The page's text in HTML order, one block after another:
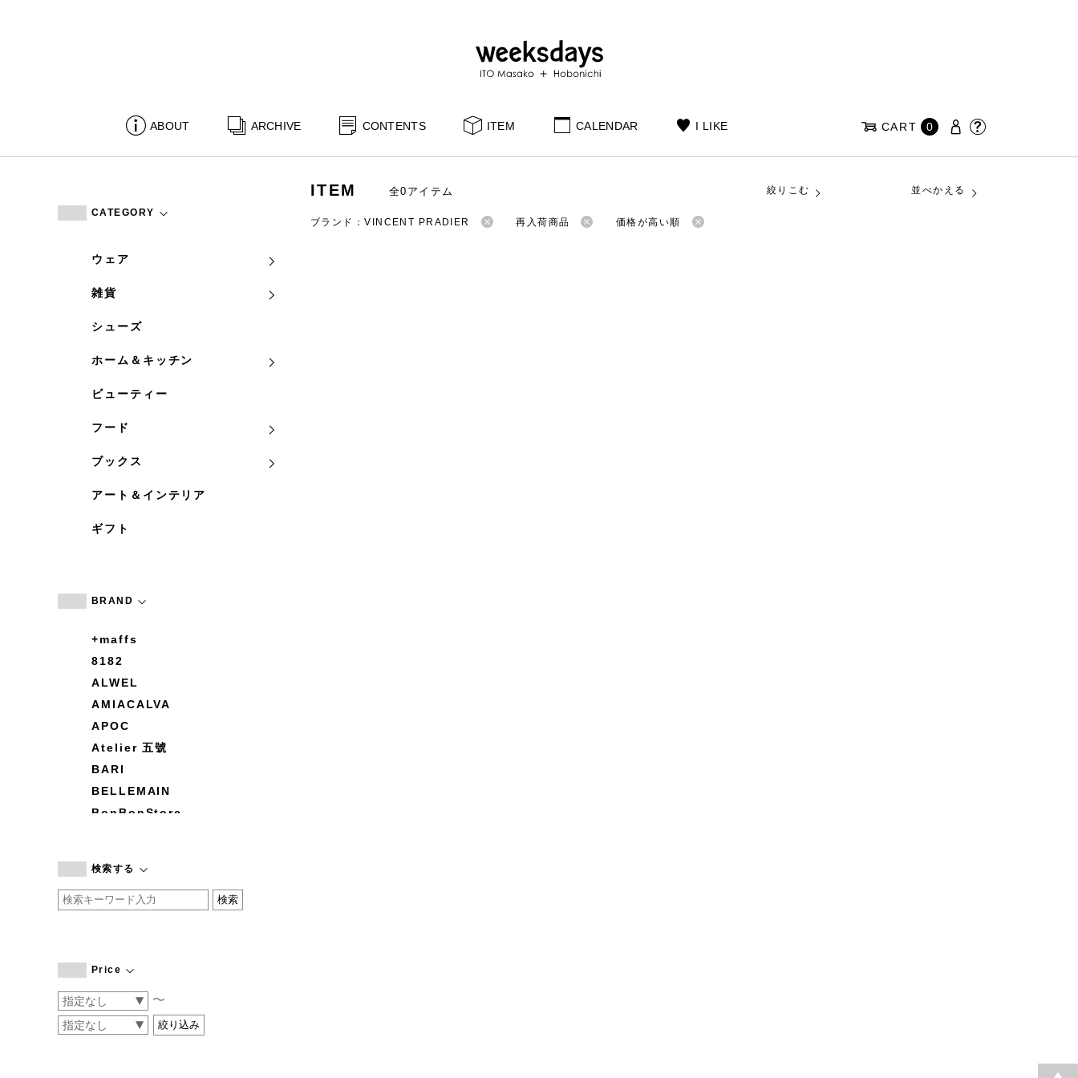
ABOUT ARCHIVE CONTENTS ITEM CALENDAR I LIKE CART 0
CATEGORY
ウェア
雑貨
シューズ
ホーム＆キッチン
ビューティー
フード
ブックス
アート＆インテリア
ギフト
BRAND
+maffs
8182
ALWEL
AMIACALVA
APOC
Atelier 五號
BARI
BELLEMAIN
BonBonStore
by basics
CATWORTH
COGTHEBIGSMOKE
CONVERSE
DEAN & DELUCA
検索する
Price
〜
ITEM 全0アイテム 絞りこむ 並べかえる
ブランド：VINCENT PRADIER 再入荷商品 価格が高い順